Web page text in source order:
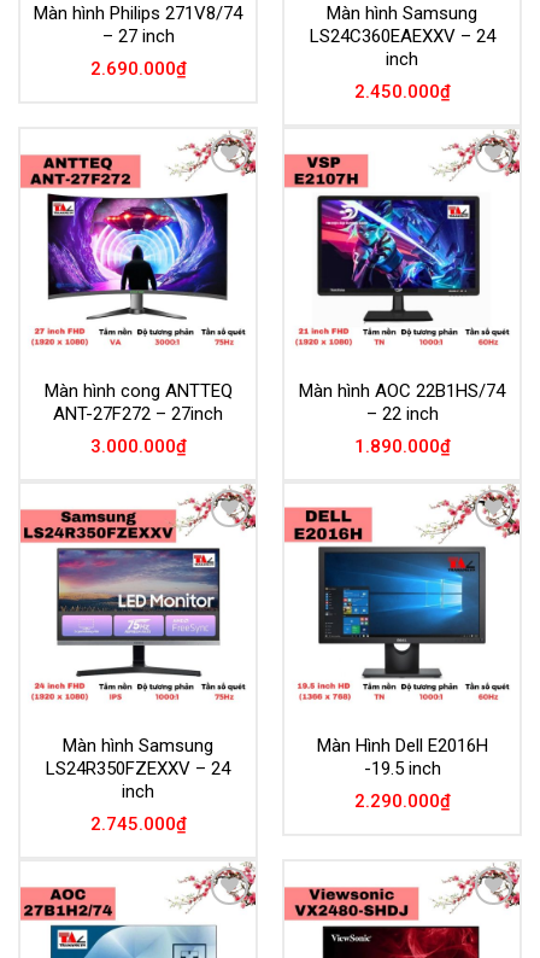
Màn hình Philips 271V8/74
– 27 inch
2.690.000₫
Màn hình Samsung
LS24C360EAEXXV – 24
inch
2.450.000₫
Add to
Wishlist
Màn hình cong ANTTEQ
ANT-27F272 – 27inch
3.000.000₫
Wishlist
Màn hình AOC 22B1HS/74
– 22 inch
1.890.000₫
Add to
Wishlist
Màn hình Samsung
LS24R350FZEXXV – 24
inch
2.745.000₫
Add to
Wishlist
Màn Hình Dell E2016H
-19.5 inch
2.290.000₫
Add to
Add to
Wishlist